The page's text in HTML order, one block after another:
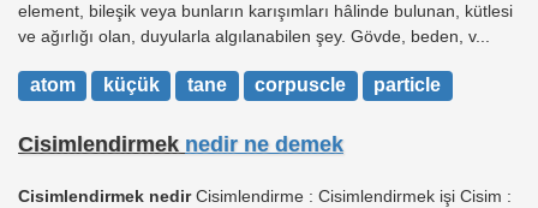
element, bileşik veya bunların karışımları hâlinde bulunan, kütlesi
ve ağırlığı olan, duyularla algılanabilen şey. Gövde, beden, v...
atom küçük tane corpuscle particle
Cisimlendirmek nedir ne demek
Cisimlendirmek nedirCisimlendirme : Cisimlendirmek işi Cisim :